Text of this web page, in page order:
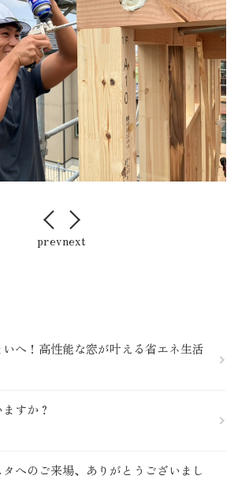
prevnext
へ！高性能な窓が叶える省エネ生活
すか？
へのご来場、ありがとうございまし